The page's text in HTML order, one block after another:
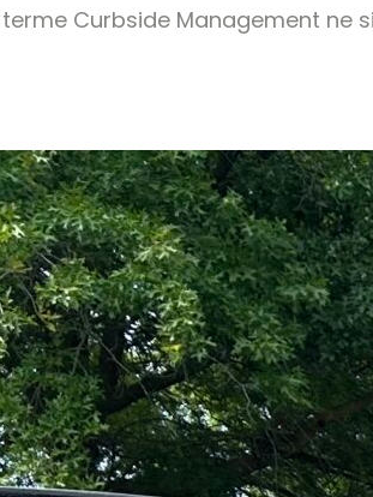
terme Curbside Management ne